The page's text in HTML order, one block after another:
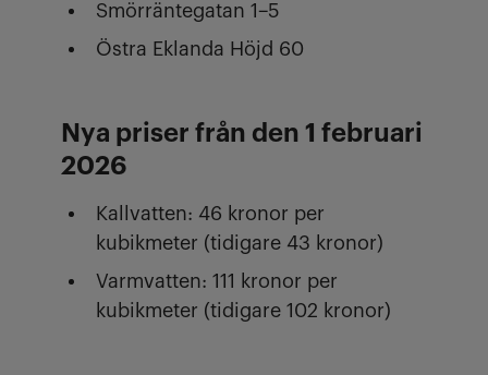
Smörräntegatan 1–5
Östra Eklanda Höjd 60
Nya priser från den 1 februari
2026
Kallvatten: 46 kronor per
kubikmeter (tidigare 43 kronor)
Varmvatten: 111 kronor per
kubikmeter (tidigare 102 kronor)